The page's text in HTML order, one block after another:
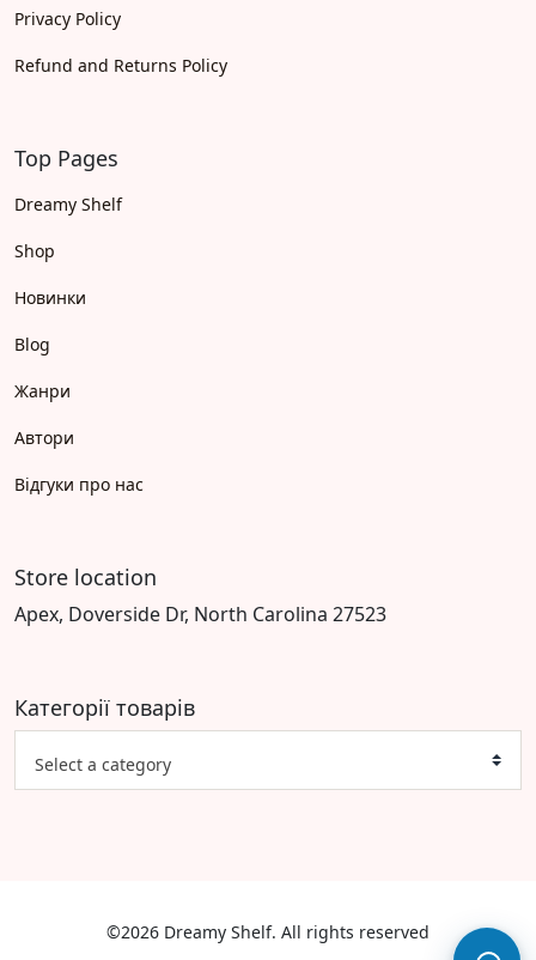
Privacy Policy
Refund and Returns Policy
Top Pages
Dreamy Shelf
Shop
Новинки
Blog
Жанри
Автори
Відгуки про нас
Store location
Apex, Doverside Dr, North Carolina 27523
Категорії товарів
Select a category
©2026 Dreamy Shelf. All rights reserved